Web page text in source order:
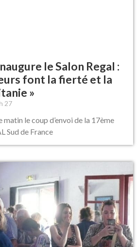
le Salon Regal :
font la fierté et la
»
27
le coup d’envoi de la 17ème
Sud de France